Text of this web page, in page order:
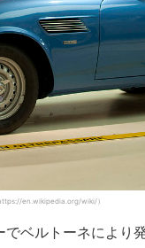
en.wikipedia.org/wiki/）
ベルトーネにより